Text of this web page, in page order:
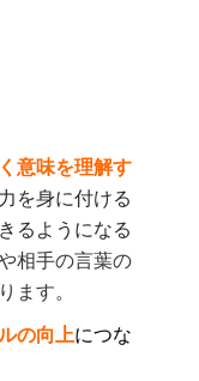
意味を理解す
を身に付ける
るようになる
相手の言葉の
ます。
の向上につな